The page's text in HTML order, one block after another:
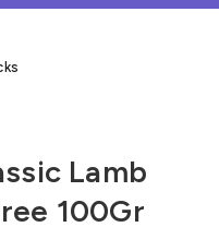
Lamb
100Gr